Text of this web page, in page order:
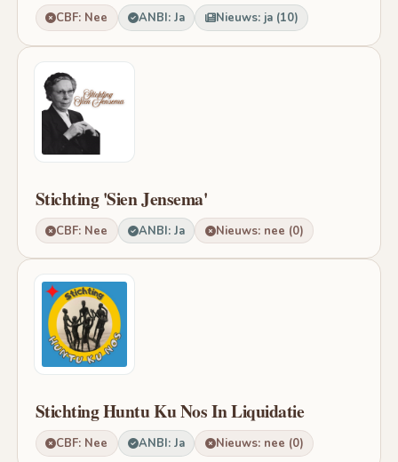
CBF: Nee ANBI: Ja Nieuws: ja (10)
Stichting 'Sien Jensema'
CBF: Nee ANBI: Ja Nieuws: nee (0)
Stichting Huntu Ku Nos In Liquidatie
CBF: Nee ANBI: Ja Nieuws: nee (0)